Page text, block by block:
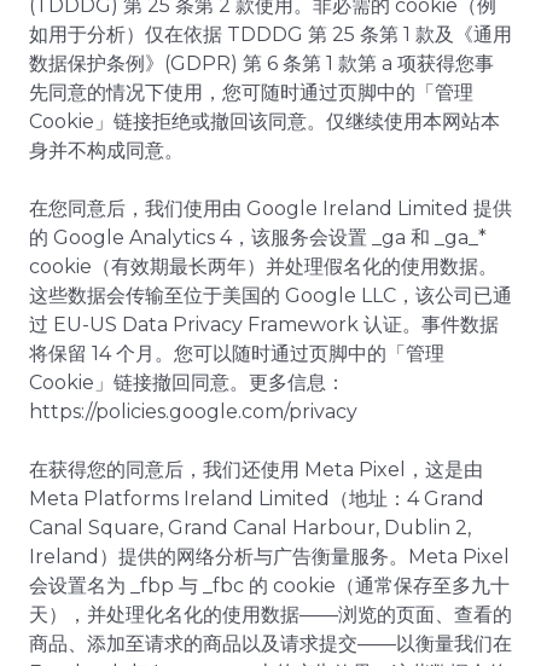
(TDDDG) 第 25 条第 2 款使用。非必需的 cookie（例
如用于分析）仅在依据 TDDDG 第 25 条第 1 款及《通用
数据保护条例》(GDPR) 第 6 条第 1 款第 a 项获得您事
先同意的情况下使用，您可随时通过页脚中的「管理
Cookie」链接拒绝或撤回该同意。仅继续使用本网站本
身并不构成同意。
在您同意后，我们使用由 Google Ireland Limited 提供
的 Google Analytics 4，该服务会设置 _ga 和 _ga_*
cookie（有效期最长两年）并处理假名化的使用数据。
这些数据会传输至位于美国的 Google LLC，该公司已通
过 EU-US Data Privacy Framework 认证。事件数据
将保留 14 个月。您可以随时通过页脚中的「管理
Cookie」链接撤回同意。更多信息：
https://policies.google.com/privacy
在获得您的同意后，我们还使用 Meta Pixel，这是由
Meta Platforms Ireland Limited（地址：4 Grand
Canal Square, Grand Canal Harbour, Dublin 2,
Ireland）提供的网络分析与广告衡量服务。Meta Pixel
会设置名为 _fbp 与 _fbc 的 cookie（通常保存至多九十
天），并处理化名化的使用数据——浏览的页面、查看的
商品、添加至请求的商品以及请求提交——以衡量我们在